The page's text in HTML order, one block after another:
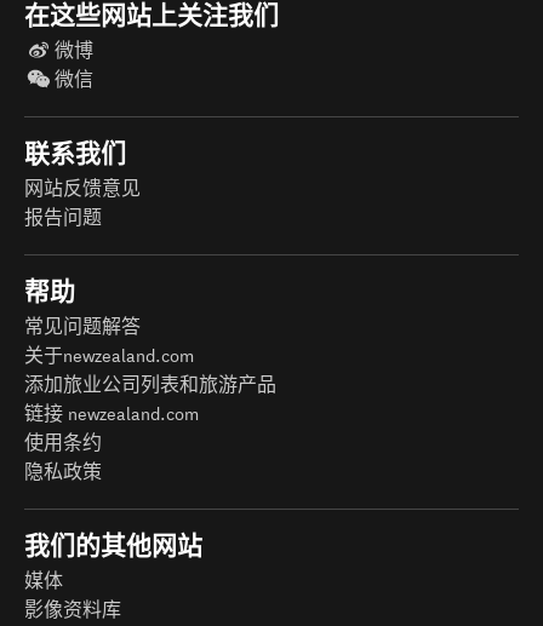
在这些网站上关注我们
微博
微信
联系我们
网站反馈意见
报告问题
帮助
常见问题解答
关于newzealand.com
添加旅业公司列表和旅游产品
链接 newzealand.com
使用条约
隐私政策
我们的其他网站
媒体
影像资料库